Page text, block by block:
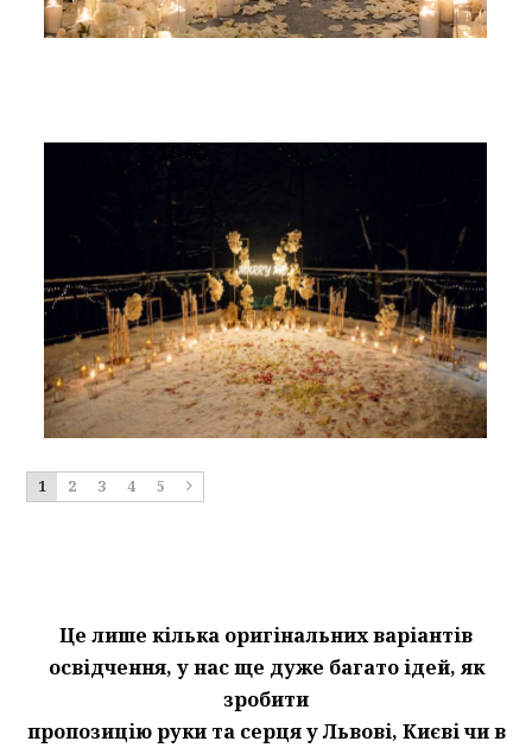
1 2 3 4 5
Це лише кілька оригінальних варіантів
освідчення, у нас ще дуже багато ідей, як
зробити
пропозицію руки та серця у Львові, Києві чи в